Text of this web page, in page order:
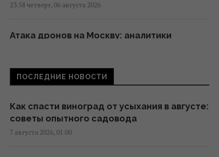
23:58 четверг, 06 августа 2026
Атака дронов на Москву: аналитики
23:39 четверг, 06 августа 2026
Женщины с дипломами чаще выбирают
успешных мужчин без высшего
образования, – исследование
ПОСЛЕДНИЕ НОВОСТИ
Как спасти виноград от усыхания в августе:
советы опытного садовода
7 августа 2026, 01:00